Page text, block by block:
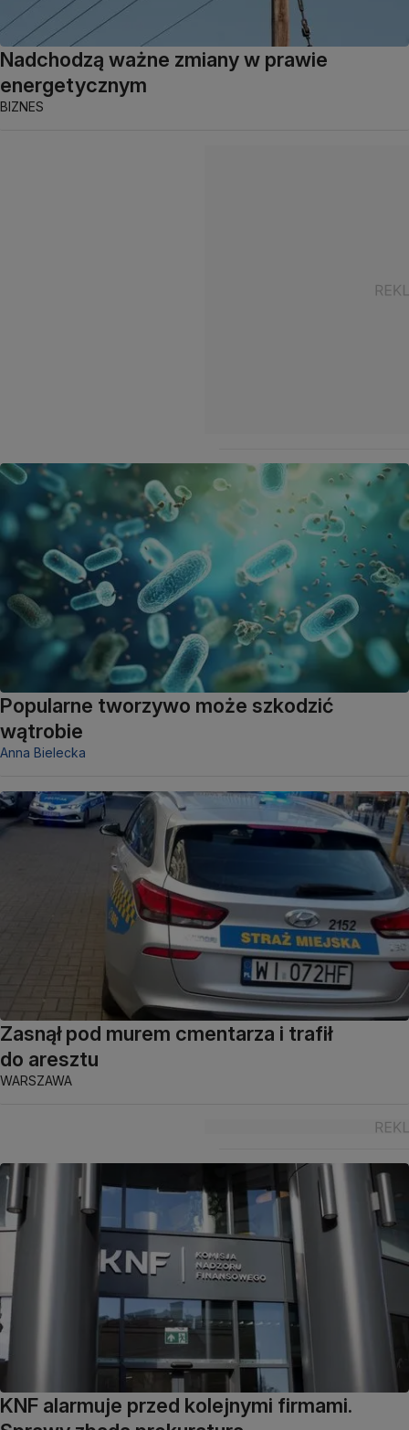
Nadchodzą ważne zmiany w prawie
energetycznym
BIZNES
Popularne tworzywo może szkodzić
wątrobie
Anna Bielecka
Zasnął pod murem cmentarza i trafił
do aresztu
WARSZAWA
KNF alarmuje przed kolejnymi firmami.